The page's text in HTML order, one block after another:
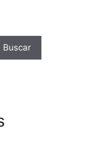
Buscar